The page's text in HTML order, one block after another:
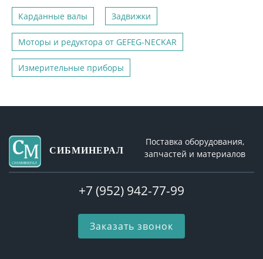
Карданные валы Задвижки
Моторы и редуктора от GEFEG-NECKAR
Измерительные приборы
СИБМИНЕРАЛ
Поставка оборудования,
запчастей и материалов
+7 (952) 942-77-99
Заказать звонок